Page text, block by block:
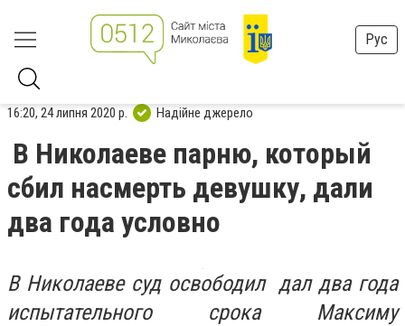
Рус
16:20, 24 липня 2020 р. Надійне джерело
В Николаеве парню, который
сбил насмерть девушку, дали
два года условно
В Николаеве суд освободил дал два года
испытательного срока Максиму